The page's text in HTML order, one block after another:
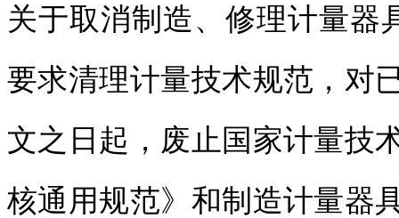
关于取消制造、修理计量
要求清理计量技术规范，对
文之日起，废止国家计量技
核通用规范》和制造计量器